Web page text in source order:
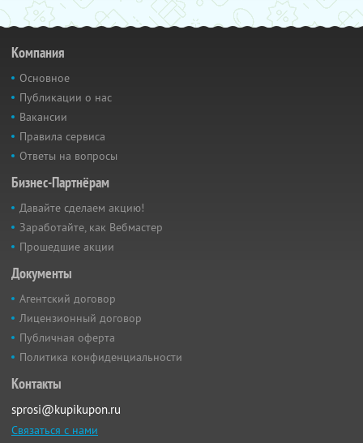
Компания
Основное
Публикации о нас
Вакансии
Правила сервиса
Ответы на вопросы
Бизнес-Партнёрам
Давайте сделаем акцию!
Заработайте, как Вебмастер
Прошедшие акции
Документы
Агентский договор
Лицензионный договор
Публичная оферта
Политика конфиденциальности
Контакты
sprosi@kupikupon.ru
Связаться с нами